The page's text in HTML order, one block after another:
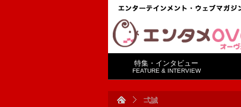
特集・インタビュー
FEATURE & INTERVIEW
弌誠